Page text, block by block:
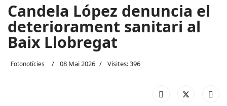
Candela López denuncia el
deteriorament sanitari al
Baix Llobregat
Fotonotícies 08 Mai 2026 Visites: 396